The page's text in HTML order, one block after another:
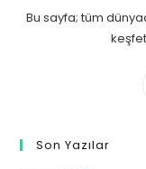
Bu sayfa; tüm
Son Yazılar